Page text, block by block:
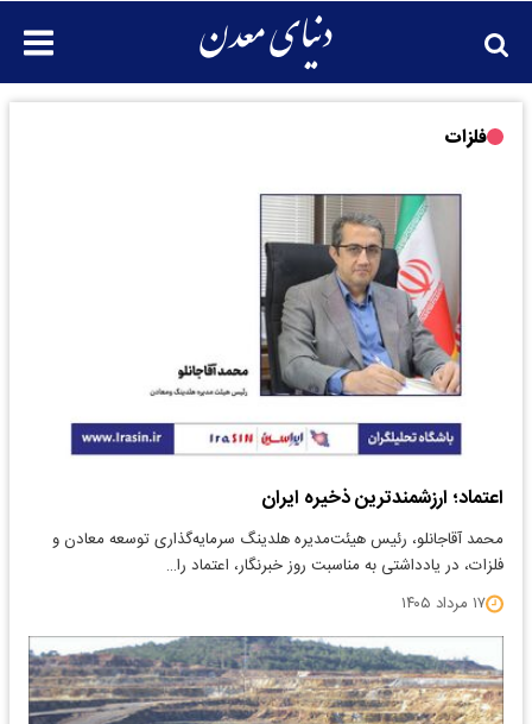
فلزات
اعتماد؛ ارزشمندترین ذخیره ایران
محمد آقاجانلو، رئیس هیئت‌مدیره هلدینگ سرمایه‌گذاری توسعه معادن و
فلزات، در یادداشتی به مناسبت روز خبرنگار، اعتماد را…
۱۷ مرداد ۱۴۰۵